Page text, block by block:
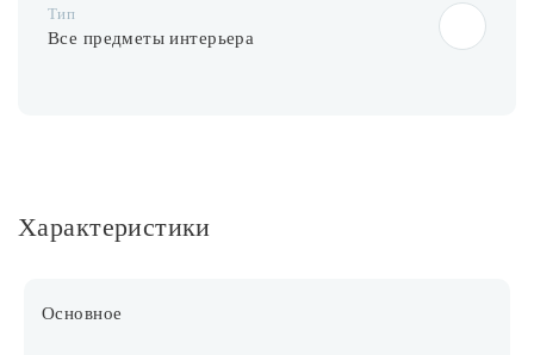
Акции
Контакты
Тип
Все предметы интерьера
Характеристики
Основное